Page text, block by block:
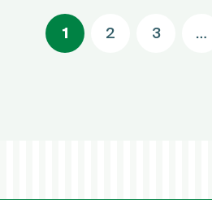
Pagination
1 2 3 …